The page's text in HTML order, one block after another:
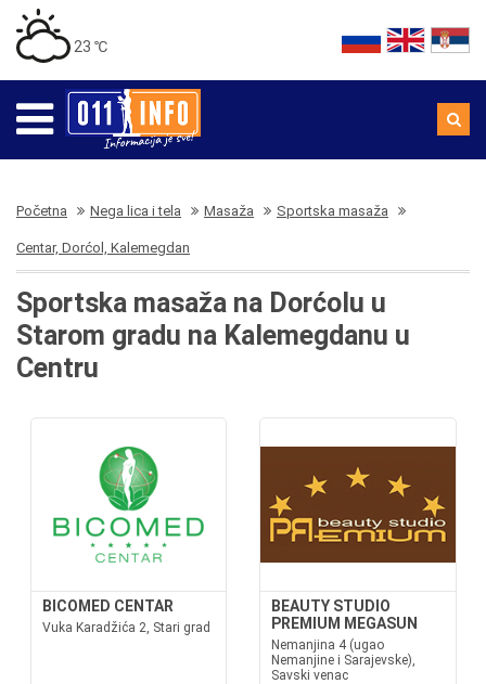
23 ℃
Početna Nega lica i tela Masaža Sportska masaža
Centar, Dorćol, Kalemegdan
Sportska masaža na Dorćolu u
Starom gradu na Kalemegdanu u
Centru
BICOMED CENTAR
Vuka Karadžića 2, Stari grad
BEAUTY STUDIO
PREMIUM MEGASUN
Nemanjina 4 (ugao
Nemanjine i Sarajevske),
Savski venac